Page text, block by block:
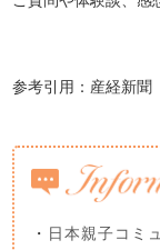
参考引用：産経新
・ 日本親子コミ